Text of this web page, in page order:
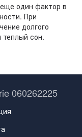
один фактор в
При
долгого
сон.
060262225